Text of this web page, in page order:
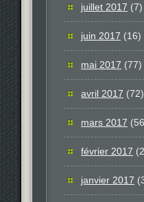
juillet 2017 (7)
juin 2017 (16)
mai 2017 (77)
avril 2017 (72)
mars 2017
février 2017
janvier 2017